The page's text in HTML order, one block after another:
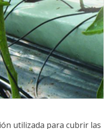
utilizada para cubrir las